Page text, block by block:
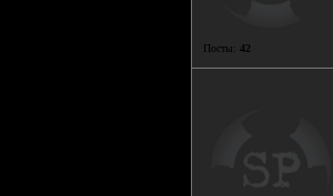
Посты: 42